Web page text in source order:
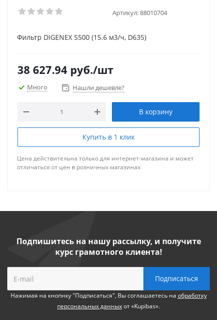
Артикул:88010704
Фильтр DIGENEX S500 (15.6 м3/ч, D635)
38 627.94 руб./шт
Много Нашли дешевле?
В корзину
Купить в 1 клик
Цена действительна только для интернет-магазина и может
отличаться от цен в розничных магазинах
Подпишитесь на нашу рассылку, и получите
курс грамотного клиента!
Нажимая на кнопнку "Подписаться", Вы соглашаетесь на обработку
персональных данныхот «Kupibas».